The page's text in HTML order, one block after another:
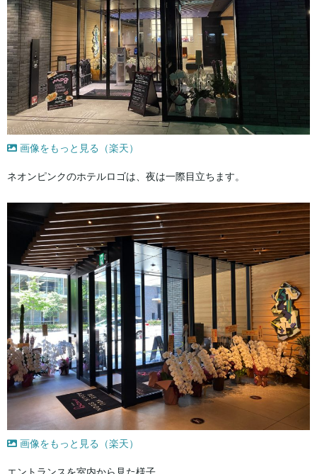
画像をもっと見る（楽天）
ネオンピンクのホテルロゴは、夜は一際目立ちます。
画像をもっと見る（楽天）
エントランスを室内から見た様子